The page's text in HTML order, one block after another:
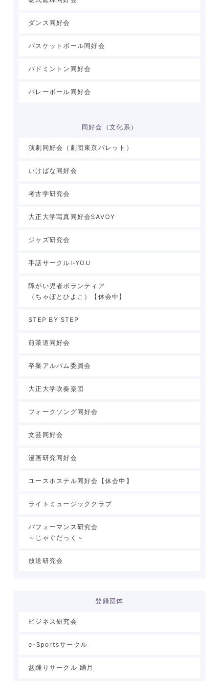
ダンス同好会
バスケットボール同好会
バドミントン同好会
バレーボール同好会
同好会（文化系）
演劇同好会（劇団東京パレット）
いけばな同好会
考古学研究会
大正大学写真同好会SAVOY
ジャズ研究会
手話サークルI-YOU
障がい児者ボランティア
（ちゃぼとひよこ）【休会中】
STEP BY STEP
煎茶道同好会
卒業アルバム委員会
大正大学吹奏楽団
フォークソング同好会
文芸同好会
漫画研究同好会
ユースホステル同好会【休会中】
ライトミュージッククラブ
パフォーマンス研究会
～じゃぐだっく～
放送研究会
登録団体
ビジネス研究会
e-Sportsサークル
盆踊りサークル 踊月